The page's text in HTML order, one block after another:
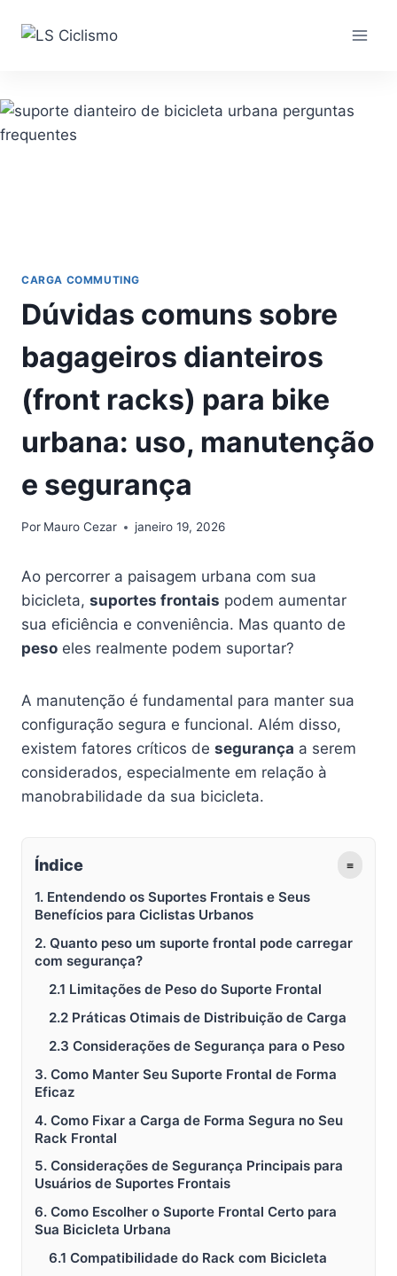
para
CARGA COMMUTING
Dúvidas comuns sobre
bagageiros dianteiros
(front racks) para bike
urbana: uso, manutenção
e segurança
Por Mauro Cezar janeiro 19, 2026
Ao percorrer a paisagem urbana com sua
bicicleta, suportes frontais podem aumentar
sua eficiência e conveniência. Mas quanto de
peso eles realmente podem suportar?
A manutenção é fundamental para manter sua
configuração segura e funcional. Além disso,
existem fatores críticos de segurança a serem
considerados, especialmente em relação à
manobrabilidade da sua bicicleta.
Índice ≡
1. Entendendo os Suportes Frontais e Seus
Benefícios para Ciclistas Urbanos
2. Quanto peso um suporte frontal pode carregar
com segurança?
2.1 Limitações de Peso do Suporte Frontal
2.2 Práticas Otimais de Distribuição de Carga
2.3 Considerações de Segurança para o Peso
3. Como Manter Seu Suporte Frontal de Forma
Eficaz
4. Como Fixar a Carga de Forma Segura no Seu
Rack Frontal
5. Considerações de Segurança Principais para
Usuários de Suportes Frontais
6. Como Escolher o Suporte Frontal Certo para
Sua Bicicleta Urbana
6.1 Compatibilidade do Rack com Bicicleta